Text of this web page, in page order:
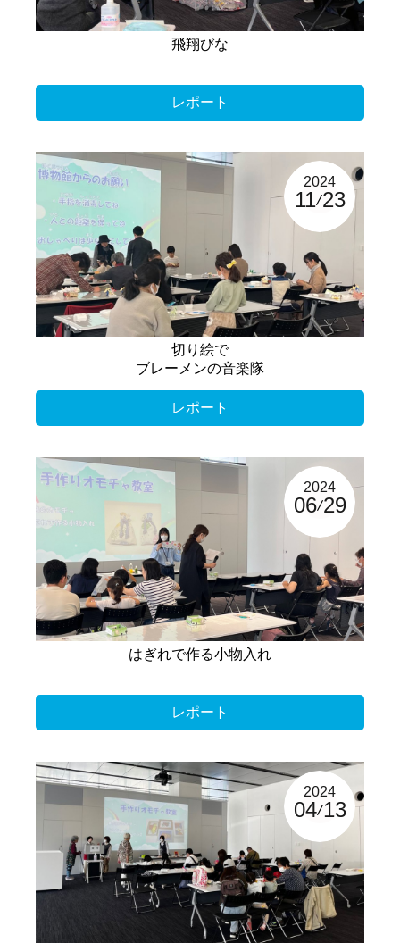
飛翔びな
レポート
2024
11 23
切り絵で
ブレーメンの音楽隊
レポート
2024
06 29
はぎれで作る小物入れ
レポート
2024
04 13